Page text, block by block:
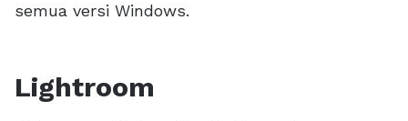
semua versi Windows.
Lightroom